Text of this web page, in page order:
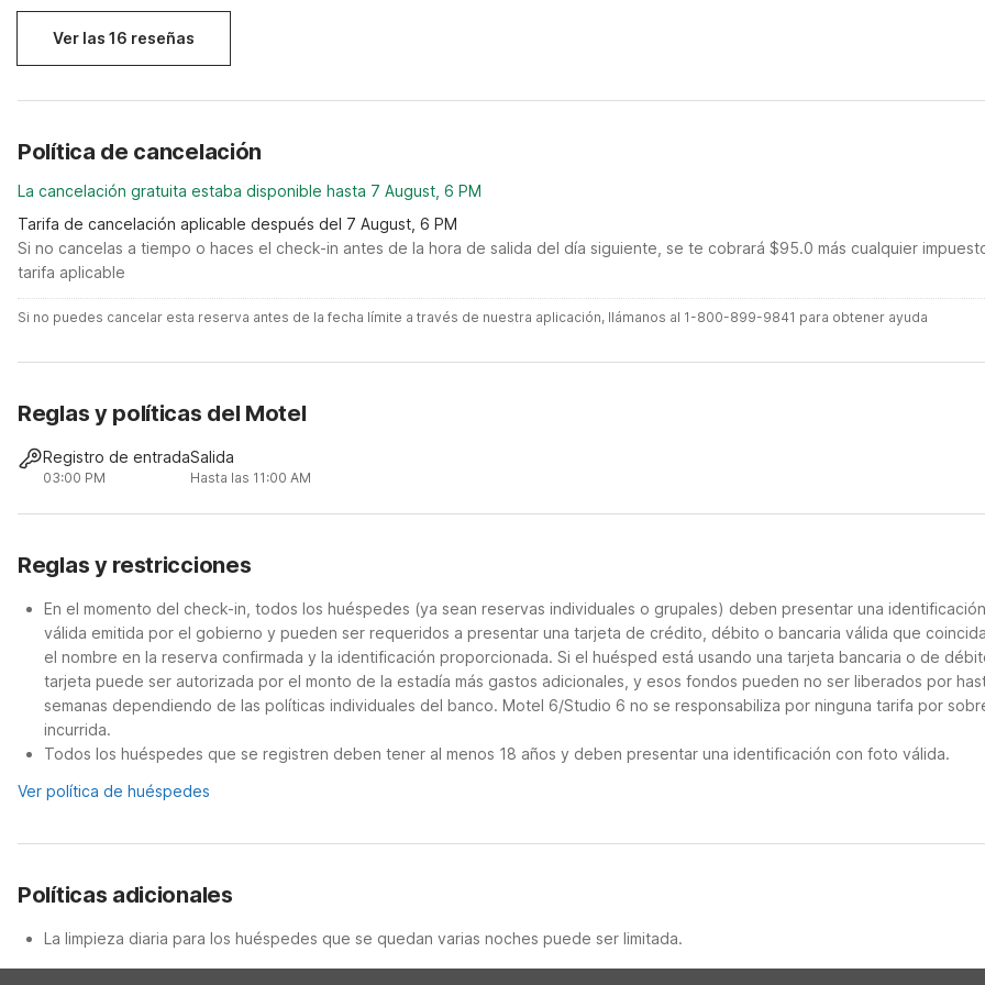
Ver las 16 reseñas
Política de cancelación
La cancelación gratuita estaba disponible hasta 7 August, 6 PM
Tarifa de cancelación aplicable después del 7 August, 6 PM
Si no cancelas a tiempo o haces el check-in antes de la hora de salida del día siguiente, se te cobrará $95.0 más cualquier
tarifa aplicable
Si no puedes cancelar esta reserva antes de la fecha límite a través de nuestra aplicación, llámanos al 1-800-899-9841 para obtener ayuda
Reglas y políticas del Motel
Registro de entrada
03:00 PM
Salida
Hasta las 11:00 AM
Reglas y restricciones
En el momento del check-in, todos los huéspedes (ya sean reservas individuales o grupales) deben presentar una identificación
válida emitida por el gobierno y pueden ser requeridos a presentar una tarjeta de crédito, débito o bancaria válida que
el nombre en la reserva confirmada y la identificación proporcionada. Si el huésped está usando una tarjeta bancaria o de
tarjeta puede ser autorizada por el monto de la estadía más gastos adicionales, y esos fondos pueden no ser liberados por
semanas dependiendo de las políticas individuales del banco. Motel 6/Studio 6 no se responsabiliza por ninguna tarifa por
incurrida.
Todos los huéspedes que se registren deben tener al menos 18 años y deben presentar una identificación con foto válida.
Ver política de huéspedes
Políticas adicionales
La limpieza diaria para los huéspedes que se quedan varias noches puede ser limitada.